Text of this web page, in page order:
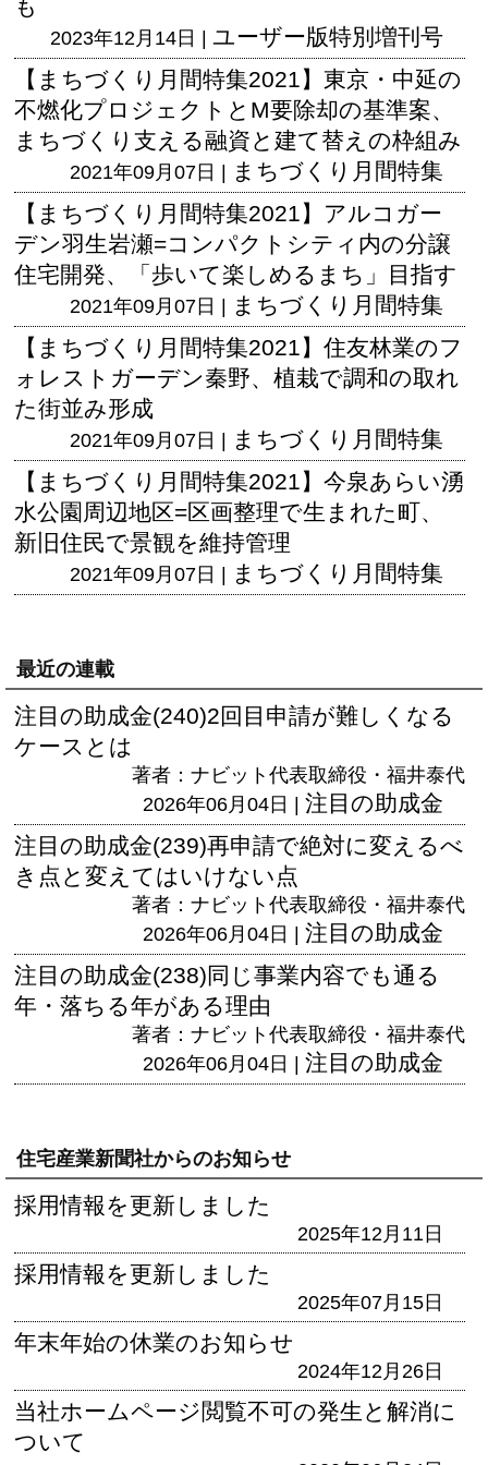
も
2023年12月14日 | ユーザー版特別増刊号
【まちづくり月間特集2021】東京・中延の
不燃化プロジェクトとM要除却の基準案、
まちづくり支える融資と建て替えの枠組み
2021年09月07日 | まちづくり月間特集
【まちづくり月間特集2021】アルコガー
デン羽生岩瀬=コンパクトシティ内の分譲
住宅開発、「歩いて楽しめるまち」目指す
2021年09月07日 | まちづくり月間特集
【まちづくり月間特集2021】住友林業のフ
ォレストガーデン秦野、植栽で調和の取れ
た街並み形成
2021年09月07日 | まちづくり月間特集
【まちづくり月間特集2021】今泉あらい湧
水公園周辺地区=区画整理で生まれた町、
新旧住民で景観を維持管理
2021年09月07日 | まちづくり月間特集
最近の連載
注目の助成金(240)2回目申請が難しくなる
ケースとは
著者：ナビット代表取締役・福井泰代
2026年06月04日 | 注目の助成金
注目の助成金(239)再申請で絶対に変えるべ
き点と変えてはいけない点
著者：ナビット代表取締役・福井泰代
2026年06月04日 | 注目の助成金
注目の助成金(238)同じ事業内容でも通る
年・落ちる年がある理由
著者：ナビット代表取締役・福井泰代
2026年06月04日 | 注目の助成金
住宅産業新聞社からのお知らせ
採用情報を更新しました
2025年12月11日
採用情報を更新しました
2025年07月15日
年末年始の休業のお知らせ
2024年12月26日
当社ホームページ閲覧不可の発生と解消に
ついて